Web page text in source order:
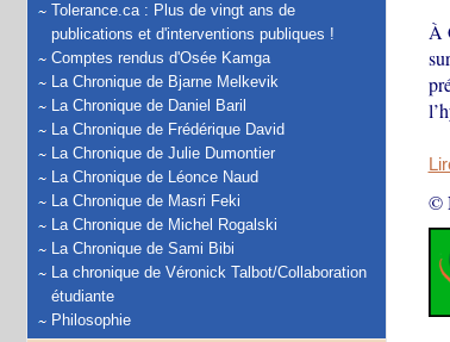
Tolerance.ca : Plus de vingt ans de
publications et d'interventions publiques !
Comptes rendus d'Osée Kamga
La Chronique de Bjarne Melkevik
La Chronique de Daniel Baril
La Chronique de Frédérique David
La Chronique de Julie Dumontier
La Chronique de Léonce Naud
La Chronique de Masri Feki
La Chronique de Michel Rogalski
La Chronique de Sami Bibi
La chronique de Véronick Talbot/Collaboration
étudiante
Philosophie
À
©